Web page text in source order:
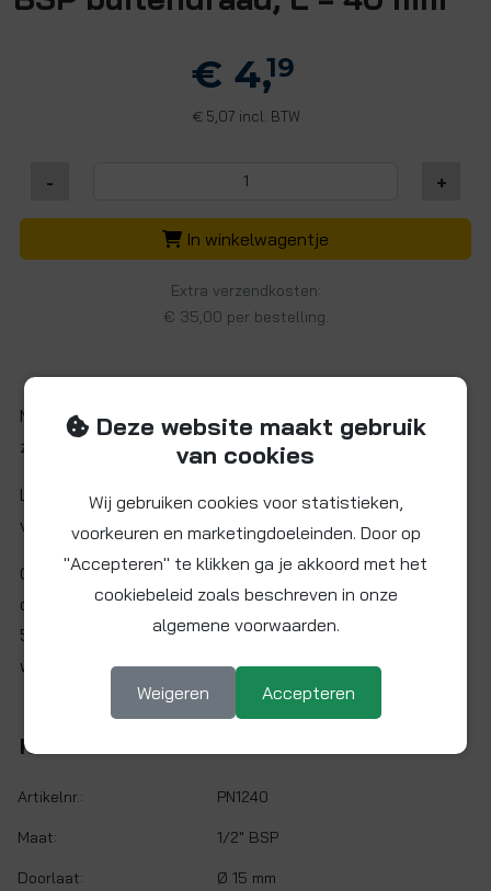
€ 4,19
€5,07 incl. BTW
- +
In winkelwagentje
Extra verzendkosten:
€ 35,00 per bestelling.
Messing pijnippel met 1/2" BSP buitendraad aan beide
zijden. Totale lengte van 40 mm.
LET OP: Artikel niet voorradig. Verwachte levertijd (onder
voorbehoud): ca. 2-4 werkweken na opdracht.
Ook verkrijgbaar in vele andere maten en lengtes. Neem
contact met ons op via info@easy-fitt.nl of +31(0)72
534 5070 indien u de gewenste uitvoering niet op onze
website kunt vinden.
Kenmerken
Artikelnr.: PN1240
Maat: 1/2" BSP
Doorlaat: Ø 15 mm
Deze website maakt gebruik
van cookies
Wij gebruiken cookies voor statistieken,
voorkeuren en marketingdoeleinden. Door op
"Accepteren" te klikken ga je akkoord met het
cookiebeleid zoals beschreven in onze
algemene voorwaarden.
Weigeren Accepteren